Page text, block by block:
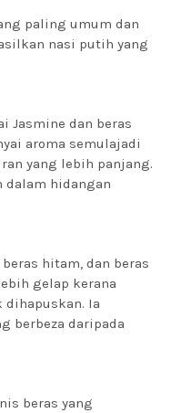
paling umum dan
nasi putih yang
Jasmine dan beras
aroma semulajadi
yang lebih panjang.
hidangan
hitam, dan beras
gelap kerana
Ia
berbeza daripada
beras yang